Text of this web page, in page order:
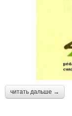
читать дальше →